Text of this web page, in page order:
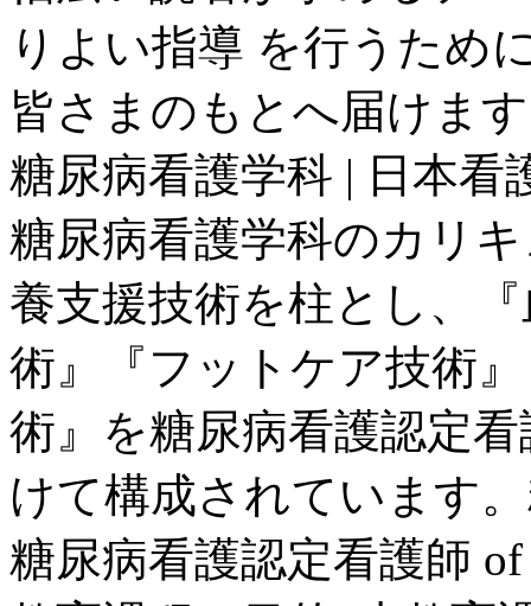
りよい指導 を行うため
皆さまのもとへ届けま
糖尿病看護学科 | 日本看
糖尿病看護学科のカリ
養支援技術を柱とし、
術』『フットケア技術
術』を糖尿病看護認定
けて構成されています
糖尿病看護認定看護師